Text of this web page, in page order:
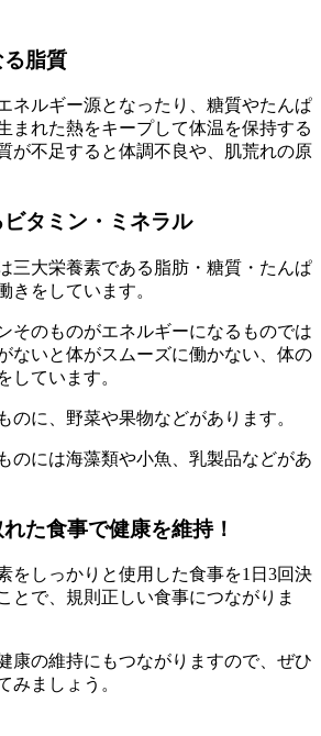
脂質
ネルギー源となったり、糖質やたんぱ
まれた熱をキープして体温を保持する
が不足すると体調不良や、肌荒れの原
タミン・ミネラル
三大栄養素である脂肪・糖質・たんぱ
きをしています。
そのものがエネルギーになるものでは
ないと体がスムーズに働かない、体の
しています。
のに、野菜や果物などがあります。
のには海藻類や小魚、乳製品などがあ
た食事で健康を維持！
をしっかりと使用した食事を1日3回決
とで、規則正しい食事につながりま
康の維持にもつながりますので、ぜひ
みましょう。